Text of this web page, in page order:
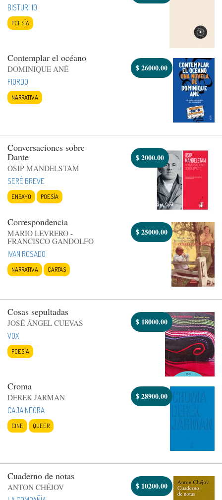
BISTURI 10
POESÍA
Contemplar el océano
DOMINIQUE ANÉ
FIORDO
NARRATIVA
$26000.00
Conversaciones sobre
Dante
OSIP MANDELSTAM
SERÉ BREVE
ENSAYO POESÍA
$2000.00
Correspondencia
MARIO LEVRERO -
FRANCISCO GANDOLFO
IVAN ROSADO
NARRATIVA CARTAS
$25000.00
Cosas sepultadas
JOSÉ ÁNGEL CUEVAS
VOX
POESÍA
$ 18000.00
Croma
DEREK JARMAN
CAJA NEGRA
CINE QUEER
$28900.00
Cuaderno de notas
ANTON CHÉJOV
$ 10200.00